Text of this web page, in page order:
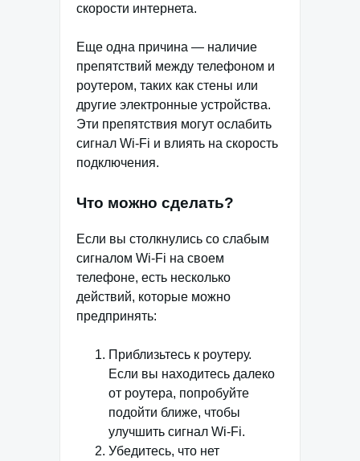
скорости интернета.
Еще одна причина — наличие
препятствий между телефоном и
роутером, таких как стены или
другие электронные устройства.
Эти препятствия могут ослабить
сигнал Wi-Fi и влиять на скорость
подключения.
Что можно сделать?
Если вы столкнулись со слабым
сигналом Wi-Fi на своем
телефоне, есть несколько
действий, которые можно
предпринять:
Приблизьтесь к роутеру.
Если вы находитесь далеко
от роутера, попробуйте
подойти ближе, чтобы
улучшить сигнал Wi-Fi.
Убедитесь, что нет